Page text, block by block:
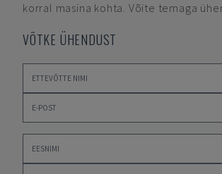
korral masina kohta. Võite temaga
VÕTKE ÜHENDUST